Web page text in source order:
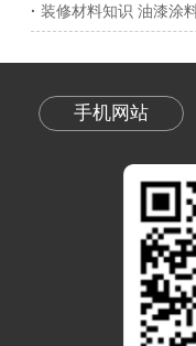
· 装修材料知识 油漆涂
手机网站